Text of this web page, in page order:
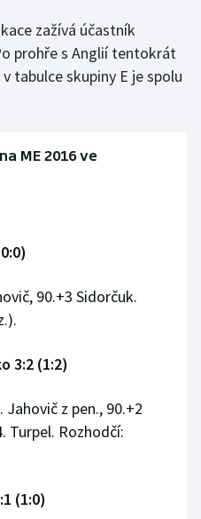
zažívá účastník
prohře s Anglií tentokrát
tabulce skupiny E je spolu
ME 2016 ve
90.+3 Sidorčuk.
3:2 (1:2)
z pen., 90.+2
Turpel. Rozhodčí:
(1:0)